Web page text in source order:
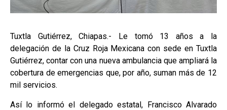
Tuxtla Gutiérrez, Chiapas.- Le tomó 13 años a la
delegación de la Cruz Roja Mexicana con sede en Tuxtla
Gutiérrez, contar con una nueva ambulancia que ampliará la
cobertura de emergencias que, por año, suman más de 12
mil servicios.
Así lo informó el delegado estatal, Francisco Alvarado